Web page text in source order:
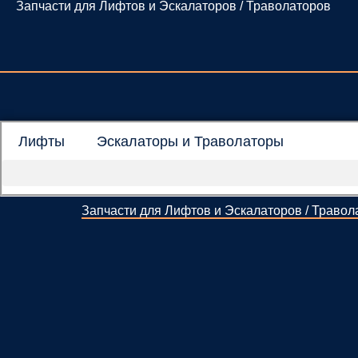
Перейти
Запчасти для Лифтов и Эскалаторов / Траволаторов
Лифты Эскалаторы и Траволаторы
Запчасти для Лифтов и Эскалаторов /